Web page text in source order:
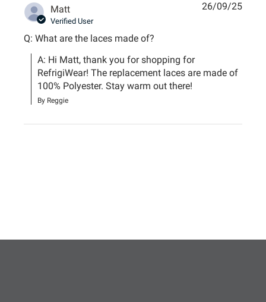
Matt
Verified User
Q: What are the laces made of?
A: Hi Matt, thank you for shopping for
RefrigiWear! The replacement laces are made of
100% Polyester. Stay warm out there!
By Reggie
26/09/25